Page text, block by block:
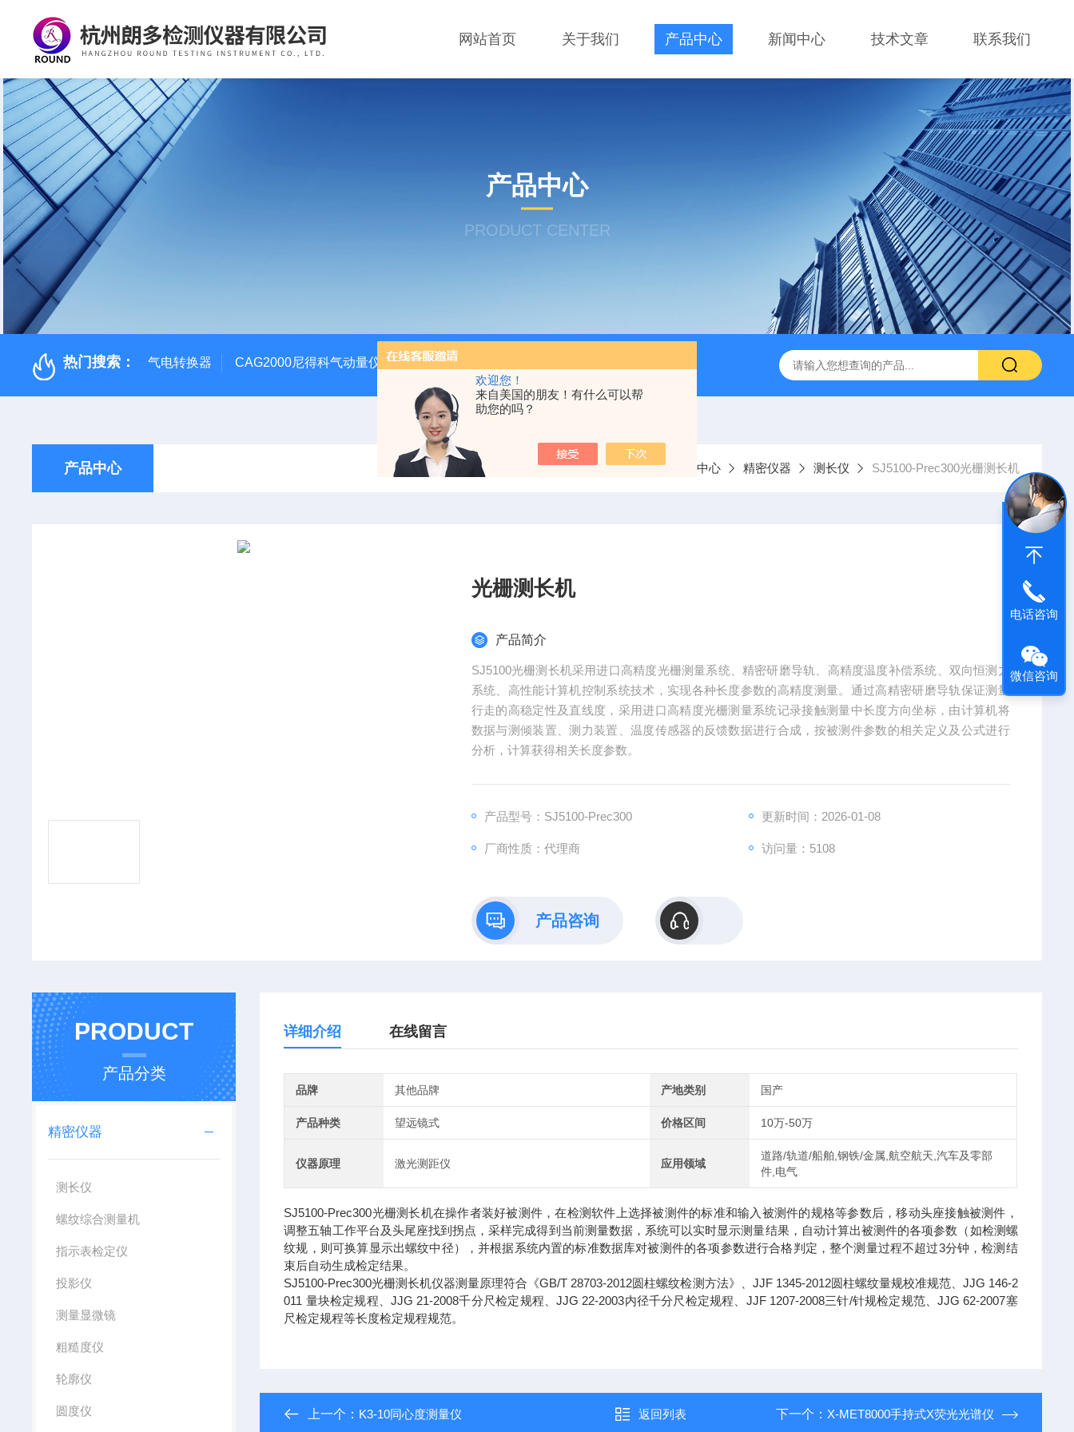
欢迎您！
来自美国的朋友！有什么可以帮
助您的吗？
网站首页 关于我们 产品中心 新闻中心 技术文章 联系我们
产品中心
PRODUCT CENTER
热门搜索： 气电转换器 CAG2000尼得科气动量仪 tosok外径测台 TOSOK气动量仪CAG2000 X-MET8000手持式X荧光光谱仪
产品中心 当前位置：首页 产品中心 精密仪器 测长仪 SJ5100-Prec300光栅测长机
光栅测长机
产品简介
SJ5100光栅测长机采用进口高精度光栅测量系统、精密研磨导轨、高精度温度补偿系统、双向恒测力
系统、高性能计算机控制系统技术，实现各种长度参数的高精度测量。通过高精密研磨导轨保证测量
行走的高稳定性及直线度，采用进口高精度光栅测量系统记录接触测量中长度方向坐标，由计算机将
数据与测倾装置、测力装置、温度传感器的反馈数据进行合成，按被测件参数的相关定义及公式进行
分析，计算获得相关长度参数。
产品型号：SJ5100-Prec300 更新时间：2026-01-08
厂商性质：代理商 访问量：5108
产品咨询
PRODUCT
产品分类
精密仪器
测长仪
螺纹综合测量机
指示表检定仪
投影仪
测量显微镜
粗糙度仪
轮廓仪
圆度仪
详细介绍 在线留言
品牌 其他品牌 产地类别 国产
产品种类 望远镜式 价格区间 10万-50万
仪器原理 激光测距仪 应用领域
道路/轨道/船舶,钢铁/金属,航空航天,汽车及零部
件,电气
SJ5100-Prec300光栅测长机在操作者装好被测件，在检测软件上选择被测件的标准和输入被测件的规格等参数后，移动头座接触被测件，
调整五轴工作平台及头尾座找到拐点，采样完成得到当前测量数据，系统可以实时显示测量结果，自动计算出被测件的各项参数（如检测螺
纹规，则可换算显示出螺纹中径），并根据系统内置的标准数据库对被测件的各项参数进行合格判定，整个测量过程不超过3分钟，检测结
束后自动生成检定结果。
SJ5100-Prec300光栅测长机仪器测量原理符合《GB/T 28703-2012圆柱螺纹检测方法》、JJF 1345-2012圆柱螺纹量规校准规范、JJG 146-2
011 量块检定规程、JJG 21-2008千分尺检定规程、JJG 22-2003内径千分尺检定规程、JJF 1207-2008三针/针规检定规范、JJG 62-2007塞
尺检定规程等长度检定规程规范。
上一个： K3-10同心度测量仪 返回列表 下一个： X-MET8000手持式X荧光光谱仪
电话咨询
微信咨询